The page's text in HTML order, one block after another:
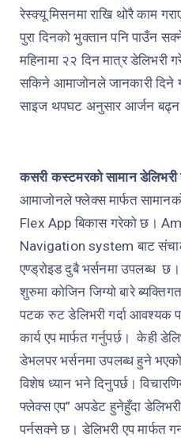
रेस्क्यू मिसनमा राखि थोरै काम
पुरा दिनको भुक्तान पनि पाउँन
महिनामा २२ दिन मात्र डेलिभरी
सकिने आमाजोनले जानकारी दिने
साइज थपघट अनुसार आर्जन
कसरी कस्टमरको सामान डेलिभरी
आमाजोनले फ्लेक्स मार्फत
Flex App बिकास गरेको छ।
Navigation system बाट
एण्ड्रोइड दुबै भर्सनमा उपलब्ध छ।
शुरुमा कोजिन जिग्यो बारे
पटक रुट डेलिभरी गर्दा आवश्यक
कार्य एप मार्फत गर्नुपर्छ। केही
डेभलपर भर्सनमा उपलब्ध हुने
विशेष ध्यान भने दिनुपर्छ।
फ्लेक्स एप” अपडेट हुनेहुँदा
पर्नसक्ने छ। डेलिभरी एप मार्फत